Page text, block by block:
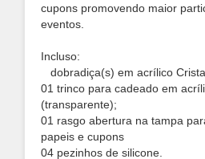
cupons promovendo maior
eventos.
Incluso:
dobradiça(s) em acrílico
01 trinco para cadeado em
(transparente);
01 rasgo abertura na tampa
papeis e cupons
04 pezinhos de silicone.